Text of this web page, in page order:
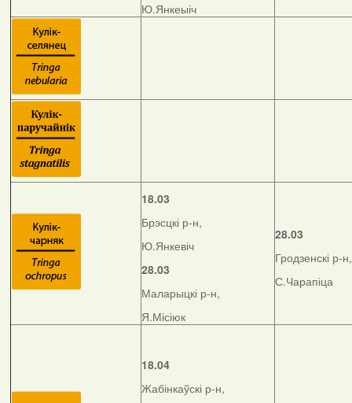
Ю.Янкеыіч
18.03
Брэсцкі р-н,
Ю.Янкевіч
28.03
Маларыцкі р-н,
Я.Місіюк
28.03
Гродзенскі р-н,
С.Чарапіца
18.04
Жабінкаўскі р-н,